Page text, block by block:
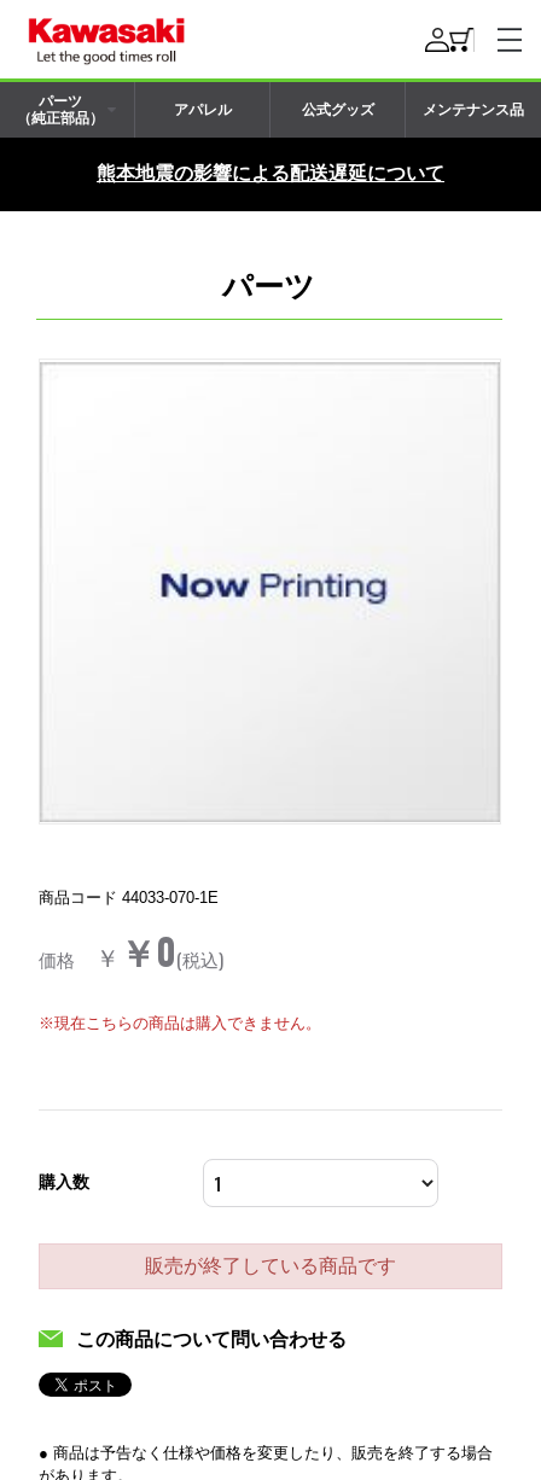
パーツ
（純正部品）
アパレル 公式グッズ メンテナンス品
熊本地震の影響による配送遅延について
パーツ
商品コード 44033-070-1E
価格 ￥ ￥0(税込)
※現在こちらの商品は購入できません。
購入数
販売が終了している商品です
この商品について問い合わせる
● 商品は予告なく仕様や価格を変更したり、販売を終了する場合
があります。